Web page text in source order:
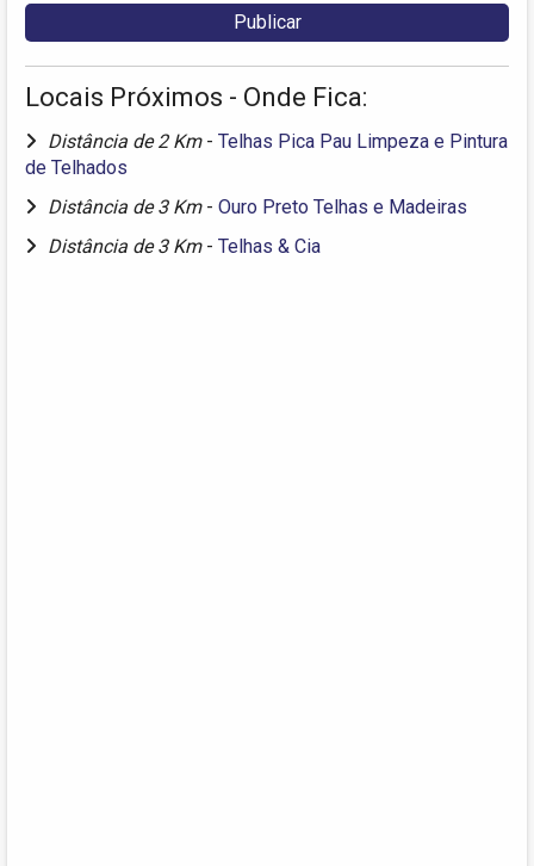
Locais Próximos - Onde Fica:
Distância de 2 Km - Telhas Pica Pau Limpeza e Pintura
de Telhados
Distância de 3 Km - Ouro Preto Telhas e Madeiras
Distância de 3 Km - Telhas & Cia